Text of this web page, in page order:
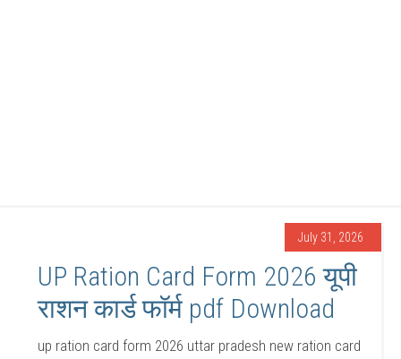
July 31, 2026
UP Ration Card Form 2026 यूपी
राशन कार्ड फॉर्म pdf Download
up ration card form 2026 uttar pradesh new ration card